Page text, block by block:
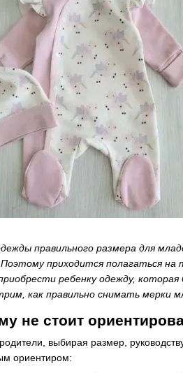
правильного размера для
приходится полагаться
ребенку одежду,
как правильно снимать мерки
не стоит
выбирая размер,
ориентиром: